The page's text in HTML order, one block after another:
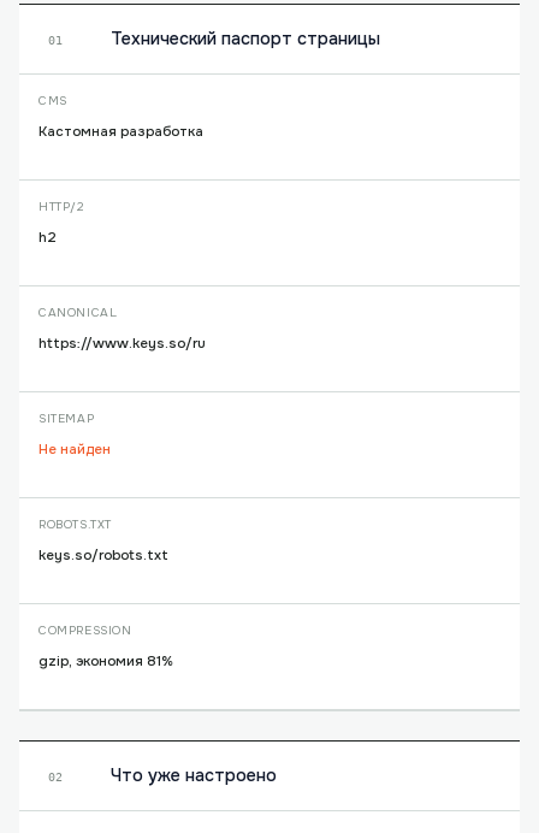
01 Технический паспорт страницы
CMS
Кастомная разработка
HTTP/2
h2
CANONICAL
https://www.keys.so/ru
SITEMAP
Не найден
ROBOTS.TXT
keys.so/robots.txt
COMPRESSION
gzip, экономия 81%
02 Что уже настроено